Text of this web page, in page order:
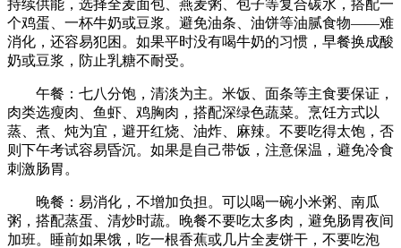
持续供能，选择全麦面包、燕麦粥、包子等复合碳水，搭配一
个鸡蛋、一杯牛奶或豆浆。避免油条、油饼等油腻食物——难
消化，还容易犯困。如果平时没有喝牛奶的习惯，早餐换成酸
奶或豆浆，防止乳糖不耐受。
午餐：七八分饱，清淡为主。米饭、面条等主食要保证，
肉类选瘦肉、鱼虾、鸡胸肉，搭配深绿色蔬菜。烹饪方式以
蒸、煮、炖为宜，避开红烧、油炸、麻辣。不要吃得太饱，否
则下午考试容易昏沉。如果是自己带饭，注意保温，避免冷食
刺激肠胃。
晚餐：易消化，不增加负担。可以喝一碗小米粥、南瓜
粥，搭配蒸蛋、清炒时蔬。晚餐不要吃太多肉，避免肠胃夜间
加班。睡前如果饿，吃一根香蕉或几片全麦饼干，不要吃泡